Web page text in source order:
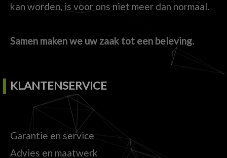
kan worden, is voor ons niet meer dan normaal.
Samen maken we uw zaak tot een beleving.
KLANTENSERVICE
Garantie en service
Advies en maatwerk